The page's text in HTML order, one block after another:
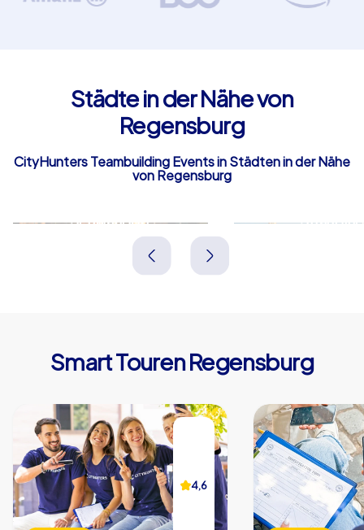
Städte in der Nähe von
Regensburg
CityHunters Teambuilding Events in Städten in der Nähe
von Regensburg
Schwandorf
Deutschland
Straubing
Smart Touren Regensburg
4,6